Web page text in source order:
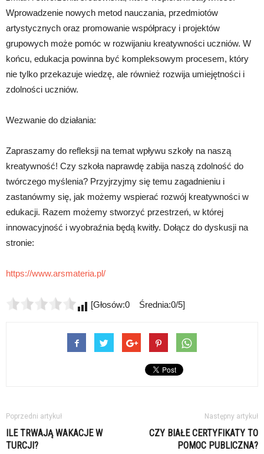
Wprowadzenie nowych metod nauczania, przedmiotów
artystycznych oraz promowanie współpracy i projektów
grupowych może pomóc w rozwijaniu kreatywności uczniów. W
końcu, edukacja powinna być kompleksowym procesem, który
nie tylko przekazuje wiedzę, ale również rozwija umiejętności i
zdolności uczniów.
Wezwanie do działania:
Zapraszamy do refleksji na temat wpływu szkoły na naszą
kreatywność! Czy szkoła naprawdę zabija naszą zdolność do
twórczego myślenia? Przyjrzyjmy się temu zagadnieniu i
zastanówmy się, jak możemy wspierać rozwój kreatywności w
edukacji. Razem możemy stworzyć przestrzeń, w której
innowacyjność i wyobraźnia będą kwitły. Dołącz do dyskusji na
stronie:
https://www.arsmateria.pl/
[Głosów:0 Średnia:0/5]
Poprzedni artykuł
ILE TRWAJĄ WAKACJE W
TURCJI?
Następny artykuł
CZY BIAŁE CERTYFIKATY TO
POMOC PUBLICZNA?